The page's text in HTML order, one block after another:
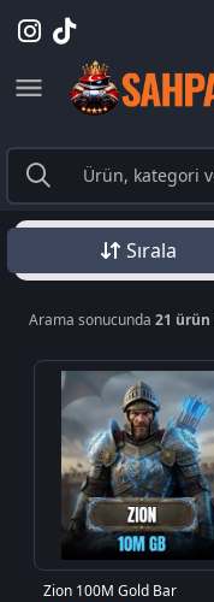
Sırala
Arama sonucunda 21 ürün
Zion 100M Gold Bar